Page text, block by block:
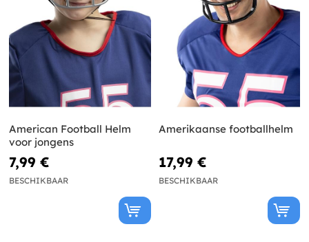
American Football Helm
voor jongens
7,99 €
BESCHIKBAAR
Amerikaanse footballhelm
17,99 €
BESCHIKBAAR